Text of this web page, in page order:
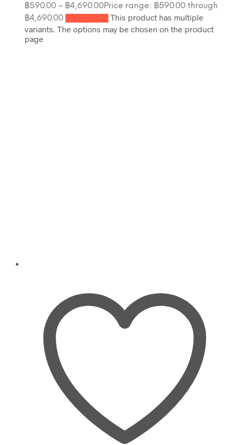
฿590.00 – ฿4,690.00Price range: ฿590.00 through
฿4,690.00
This product has multiple
variants. The options may be chosen on the product
page